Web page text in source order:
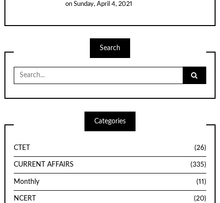
onSunday, April 4, 2021
Search
Search
for:
Categories
CTET (26)
CURRENT AFFAIRS (335)
Monthly (11)
NCERT (20)